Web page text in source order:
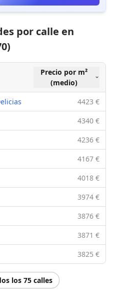
por calle en
Precio por m²
(medio)
4423 €
4340 €
4236 €
4167 €
4018 €
3974 €
3876 €
3871 €
3825 €
los 75 calles